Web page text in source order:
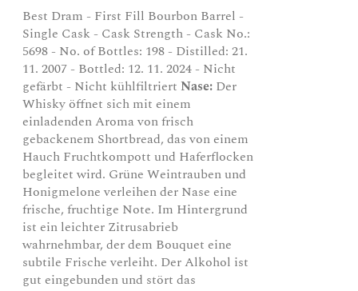
Best Dram - First Fill Bourbon Barrel -
Single Cask - Cask Strength - Cask No.:
5698 - No. of Bottles: 198 - Distilled: 21.
11. 2007 - Bottled: 12. 11. 2024 - Nicht
gefärbt - Nicht kühlfiltriert Nase: Der
Whisky öffnet sich mit einem
einladenden Aroma von frisch
gebackenem Shortbread, das von einem
Hauch Fruchtkompott und Haferflocken
begleitet wird. Grüne Weintrauben und
Honigmelone verleihen der Nase eine
frische, fruchtige Note. Im Hintergrund
ist ein leichter Zitrusabrieb
wahrnehmbar, der dem Bouquet eine
subtile Frische verleiht. Der Alkohol ist
gut eingebunden und stört das